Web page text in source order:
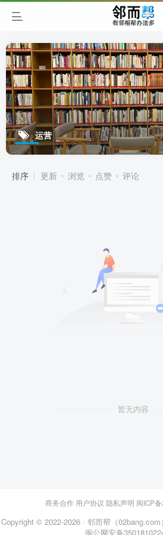
运营
排序 更新 浏览 点赞 评论
暂无内容
商务合作 用户协议 隐私声明 闽ICP
Copyright © 2022-2026 · 邻而帮（02bang.com）
闽公网安备